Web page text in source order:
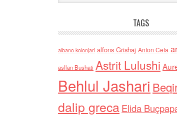
TAGS
albano kolonjari alfons Grishaj Anton Cefa
asllan Bushati Astrit Lulushi
Behlul Jashari
dalip grecaElida